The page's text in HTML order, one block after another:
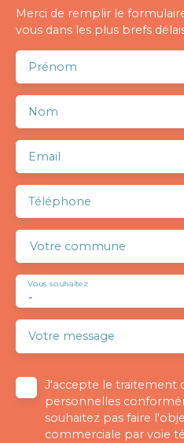
Merci de remplir le
vous dans les plus brefs
Prénom
Nom
Email
Téléphone
Votre commune
-
Vous souhaitez
Votre message
J'accepte le traitement
personnelles
souhaitez pas faire
commerciale par voie